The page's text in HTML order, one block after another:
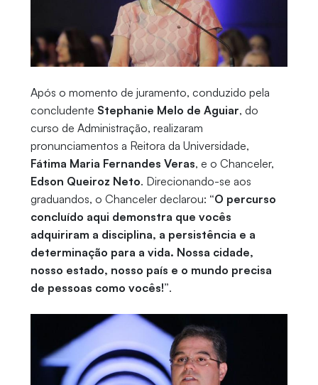
Após o momento de juramento, conduzido pela
concludente Stephanie Melo de Aguiar, do
curso de Administração, realizaram
pronunciamentos a Reitora da Universidade,
Fátima Maria Fernandes Veras, e o Chanceler,
Edson Queiroz Neto. Direcionando-se aos
graduandos, o Chanceler declarou: “O percurso
concluído aqui demonstra que vocês
adquiriram a disciplina, a persistência e a
determinação para a vida. Nossa cidade,
nosso estado, nosso país e o mundo precisa
de pessoas como vocês!”.